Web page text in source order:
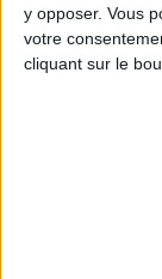
y opposer. Vous
votre
cliquant sur le
ADOPT PARFUMS